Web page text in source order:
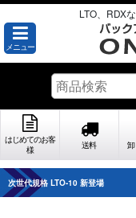
LTO、RDX
メニュー
はじめてのお客
様
送料
次世代規格 LTO-10 新登場